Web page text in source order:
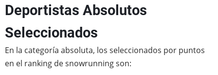
Deportistas Absolutos
Seleccionados
En la categoría absoluta, los seleccionados por puntos
en el ranking de snowrunning son: